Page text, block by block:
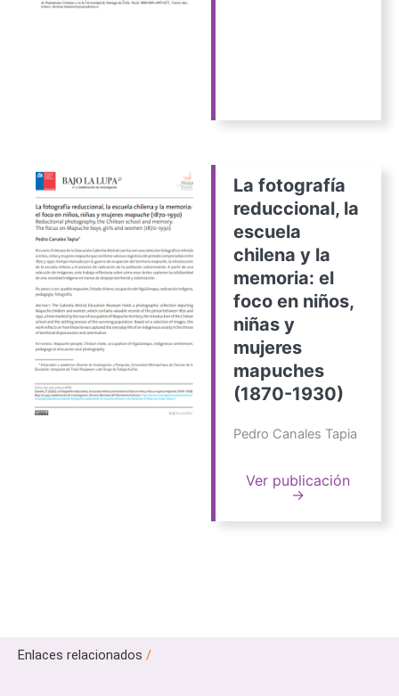
La fotografía
reduccional, la
escuela
chilena y la
memoria: el
foco en niños,
niñas y
mujeres
mapuches
(1870-1930)
Pedro Canales Tapia
Ver publicación
→
Enlaces relacionados /